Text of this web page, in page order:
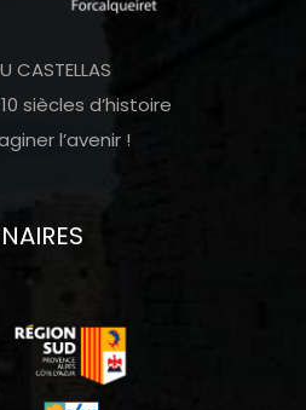
CASTELLAS
siècles d’histoire
l’avenir !